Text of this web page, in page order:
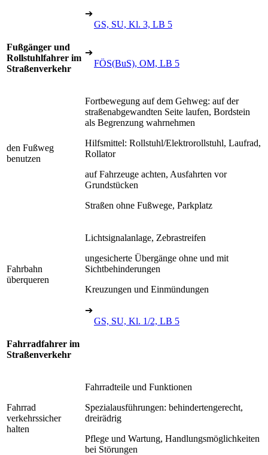
➔
GS, SU, Kl. 3, LB 5
Fußgänger und
Rollstuhlfahrer im
Straßenverkehr
➔
FÖS(BuS), OM, LB 5
den Fußweg
benutzen
Fortbewegung auf dem Gehweg: auf der
straßenabgewandten Seite laufen, Bordstein
als Begrenzung wahrnehmen
Hilfsmittel: Rollstuhl/Elektrorollstuhl, Laufrad,
Rollator
auf Fahrzeuge achten, Ausfahrten vor
Grundstücken
Straßen ohne Fußwege, Parkplatz
Fahrbahn
überqueren
Lichtsignalanlage, Zebrastreifen
ungesicherte Übergänge ohne und mit
Sichtbehinderungen
Kreuzungen und Einmündungen
➔
GS, SU, Kl. 1/2, LB 5
Fahrradfahrer im
Straßenverkehr
Fahrrad
verkehrssicher
halten
Fahrradteile und Funktionen
Spezialausführungen: behindertengerecht,
dreirädrig
Pflege und Wartung, Handlungsmöglichkeiten
bei Störungen